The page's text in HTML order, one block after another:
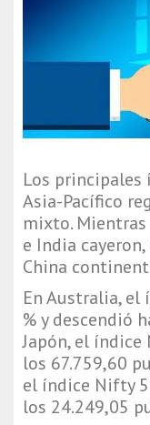
Los principales
Asia-Pacífico
mixto. Mientras
e India
China
En Australia, el
% y descendió
Japón, el índice
los 67.759,60
el índice Nifty
los 24.249,05